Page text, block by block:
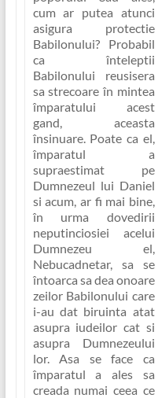
cum ar putea atunci
asigura protectie
Babilonului? Probabil
ca înteleptii
Babilonului reusisera
sa strecoare în mintea
împaratului acest
gand, aceasta
însinuare. Poate ca el,
împaratul a
supraestimat pe
Dumnezeul lui Daniel
si acum, ar fi mai bine,
în urma dovedirii
neputinciosiei acelui
Dumnezeu el,
Nebucadnetar, sa se
întoarca sa dea onoare
zeilor Babilonului care
i-au dat biruinta atat
asupra iudeilor cat si
asupra Dumnezeului
lor. Asa se face ca
împaratul a ales sa
creada numai ceea ce